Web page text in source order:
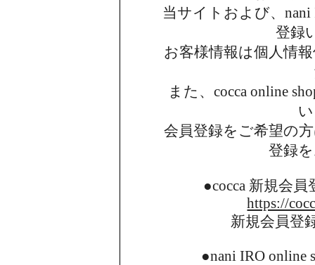
当サイトおよび、
登録
お客様情報は個人情
また、cocca online
会員登録をご希望の
登録
●cocca 新規会
https://
新規会員登
●nani IRO online